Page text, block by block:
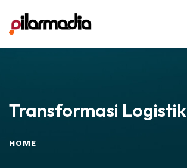
Transformasi Logistik
HOME